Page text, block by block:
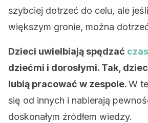
szybciej dotrzeć do celu, ale
większym gronie, można
Dzieci uwielbiają spędzać czas
dziećmi i dorosłymi. Tak,
lubią pracować w zespole.W
się od innych i nabierają
doskonałym źródłem wiedzy.